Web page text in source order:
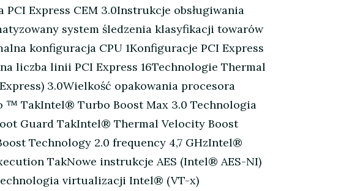
PCI Express CEM 3.0Instrukcje obsługiwania
system śledzenia klasyfikacji towarów
konfiguracja CPU 1Konfiguracje PCI Express
liczba linii PCI Express 16Technologie Thermal
3.0Wielkość opakowania procesora
™ TakIntel® Turbo Boost Max 3.0 Technologia
Guard TakIntel® Thermal Velocity Boost
Technology 2.0 frequency 4,7 GHzIntel®
TakNowe instrukcje AES (Intel® AES-NI)
virtualizacji Intel® (VT-x)